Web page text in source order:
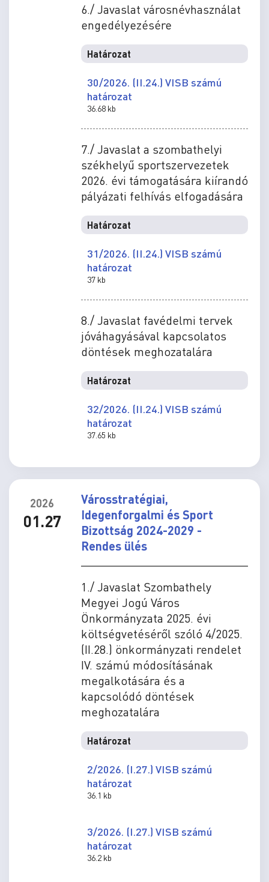
6./ Javaslat városnévhasználat
engedélyezésére
Határozat
30/2026. (II.24.) VISB számú
határozat
36.68 kb
7./ Javaslat a szombathelyi
székhelyű sportszervezetek
2026. évi támogatására kiírandó
pályázati felhívás elfogadására
Határozat
31/2026. (II.24.) VISB számú
határozat
37 kb
8./ Javaslat favédelmi tervek
jóváhagyásával kapcsolatos
döntések meghozatalára
Határozat
32/2026. (II.24.) VISB számú
határozat
37.65 kb
2026
01.27
Városstratégiai,
Idegenforgalmi és Sport
Bizottság 2024-2029 -
Rendes ülés
1./ Javaslat Szombathely
Megyei Jogú Város
Önkormányzata 2025. évi
költségvetéséről szóló 4/2025.
(II.28.) önkormányzati rendelet
IV. számú módosításának
megalkotására és a
kapcsolódó döntések
meghozatalára
Határozat
2/2026. (I.27.) VISB számú
határozat
36.1 kb
3/2026. (I.27.) VISB számú
határozat
36.2 kb